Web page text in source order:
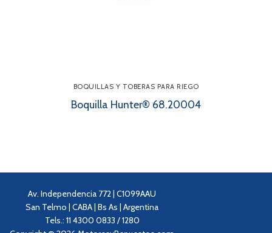
BOQUILLAS Y TOBERAS PARA RIEGO
Boquilla Hunter® 68.20004
Av. Independencia 772 | C1099AAU
San Telmo | CABA | Bs As | Argentina
Tels.: 11 4300 0833 / 1280